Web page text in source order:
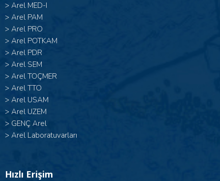
> Arel MED-I
> Arel PAM
> Arel PRO
> Arel POTKAM
> Arel PDR
> Arel SEM
> Arel TOÇMER
> Arel TTO
> Arel USAM
> Arel UZEM
> GENÇ Arel
> Arel Laboratuvarları
Hızlı Erişim